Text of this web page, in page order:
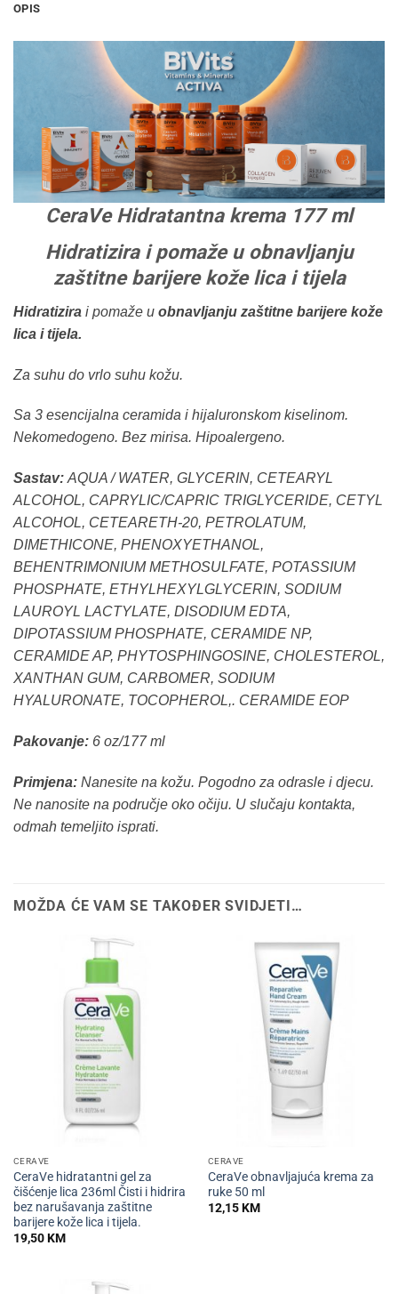
OPIS
CeraVe Hidratantna krema 177 ml
Hidratizira i pomaže u obnavljanju
zaštitne barijere kože lica i tijela
Hidratizira i pomaže u obnavljanju zaštitne barijere kože
lica i tijela.
Za suhu do vrlo suhu kožu.
Sa 3 esencijalna ceramida i hijaluronskom kiselinom.
Nekomedogeno. Bez mirisa. Hipoalergeno.
Sastav: AQUA / WATER, GLYCERIN, CETEARYL
ALCOHOL, CAPRYLIC/CAPRIC TRIGLYCERIDE, CETYL
ALCOHOL, CETEARETH-20, PETROLATUM,
DIMETHICONE, PHENOXYETHANOL,
BEHENTRIMONIUM METHOSULFATE, POTASSIUM
PHOSPHATE, ETHYLHEXYLGLYCERIN, SODIUM
LAUROYL LACTYLATE, DISODIUM EDTA,
DIPOTASSIUM PHOSPHATE, CERAMIDE NP,
CERAMIDE AP, PHYTOSPHINGOSINE, CHOLESTEROL,
XANTHAN GUM, CARBOMER, SODIUM
HYALURONATE, TOCOPHEROL,. CERAMIDE EOP
Pakovanje: 6 oz/177 ml
Primjena: Nanesite na kožu. Pogodno za odrasle i djecu.
Ne nanosite na područje oko očiju. U slučaju kontakta,
odmah temeljito isprati.
MOŽDA ĆE VAM SE TAKOĐER SVIDJETI…
CERAVE
CeraVe hidratantni gel za
čišćenje lica 236ml Čisti i hidrira
bez narušavanja zaštitne
barijere kože lica i tijela.
19,50KM
CERAVE
CeraVe obnavljajuća krema za
ruke 50 ml
12,15KM